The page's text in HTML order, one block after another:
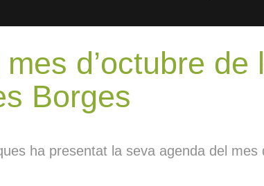
d’octubre
Borges
ha presentat la seva agenda del mes